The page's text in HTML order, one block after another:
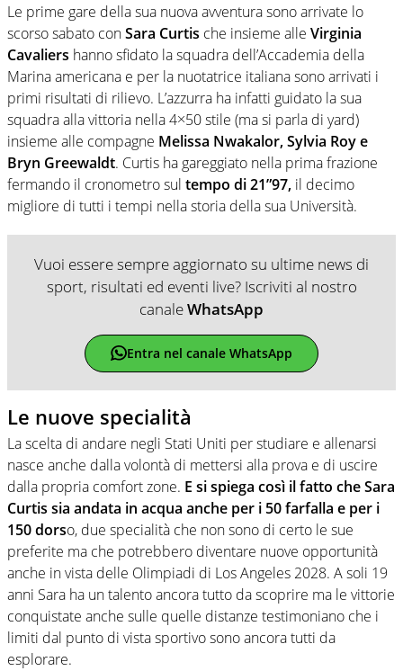
Le prime gare della sua nuova avventura sono arrivate lo
scorso sabato conSara Curtis che insieme alle Virginia
Cavaliers hanno sfidato la squadra dell’Accademia della
Marina americana e per la nuotatrice italiana sono arrivati i
primi risultati di rilievo. L’azzurra ha infatti guidato la sua
squadra alla vittoria nella 4×50 stile (ma si parla di yard)
insieme alle compagne Melissa Nwakalor, Sylvia Roy e
Bryn Greewaldt. Curtis ha gareggiato nella prima frazione
fermando il cronometro sul tempo di 21”97, il decimo
migliore di tutti i tempi nella storia della sua Università.
Vuoi essere sempre aggiornato su ultime news di
sport, risultati ed eventi live? Iscriviti al nostro
canaleWhatsApp
Entra nel canale WhatsApp
Le nuove specialità
La scelta di andare negli Stati Uniti per studiare e allenarsi
nasce anche dalla volontà di mettersi alla prova e di uscire
dalla propria comfort zone. E si spiega così il fatto che Sara
Curtis sia andata in acqua anche per i 50 farfalla e per i
150 dorso, due specialità che non sono di certo le sue
preferite ma che potrebbero diventare nuove opportunità
anche in vista delle Olimpiadi di Los Angeles 2028. A soli 19
anni Sara ha un talento ancora tutto da scoprire ma le vittorie
conquistate anche sulle quelle distanze testimoniano che i
limiti dal punto di vista sportivo sono ancora tutti da
esplorare.